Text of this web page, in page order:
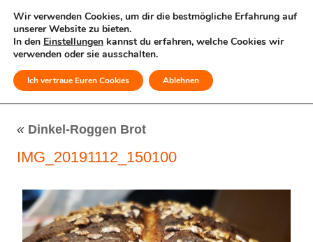
MENÜ
« Dinkel-Roggen Brot
IMG_20191112_150100
Wir verwenden Cookies, um dir die bestmögliche Erfahrung auf
unserer Website zu bieten.
In den Einstellungen kannst du erfahren, welche Cookies wir
verwenden oder sie ausschalten.
Ich vertraue Euren Cookies Ablehnen